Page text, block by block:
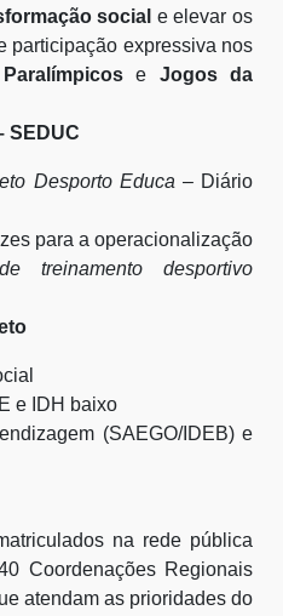
social e elevar os
participação expressiva nos
e Jogos da
SEDUC
Desporto Educa – Diário
a operacionalização
treinamento desportivo
IDH baixo
(SAEGO/IDEB) e
na rede pública
Coordenações Regionais
atendam as prioridades do